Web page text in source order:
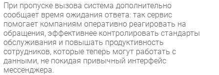
CIO/Управление ИТ
Гаджеты
Здоровье
РАЗДЕЛЫ
При пропуске вызова система дополнительно
сообщает время ожидания ответа: так сервис
помогает компаниям оперативно реагировать на
обращения, эффективнее контролировать стандарты
обслуживания и повышать продуктивность
сотрудников, которые теперь могут работать с
данными, не покидая привычный интерфейс
мессенджера.